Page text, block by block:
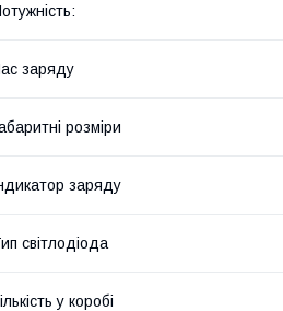
заряду
розміри
заряду
світлодіода
у коробі